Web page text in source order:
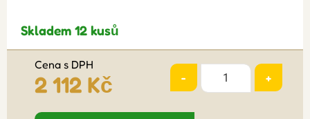
Skladem 12 kusů
Cena s DPH
2 112 Kč - +